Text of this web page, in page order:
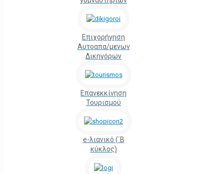
Επιχορήγηση
Αυτοαπα/μενων
Δικηγόρων
Επανεκκίνηση
Τουρισμού
e-λιανικό (΄Β
κύκλος)